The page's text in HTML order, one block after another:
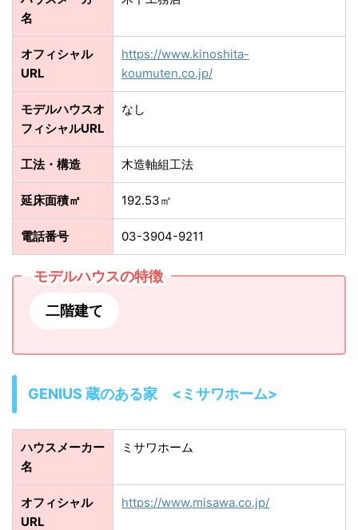
名
オフィシャル
URL
https://www.kinoshita-
koumuten.co.jp/
モデルハウスオ
フィシャルURL
なし
工法・構造 木造軸組工法
延床面積㎡ 192.53㎡
電話番号 03-3904-9211
モデルハウスの特徴
二階建て
GENIUS 蔵のある家 <ミサワホーム>
ハウスメーカー
名
ミサワホーム
オフィシャル
URL
https://www.misawa.co.jp/